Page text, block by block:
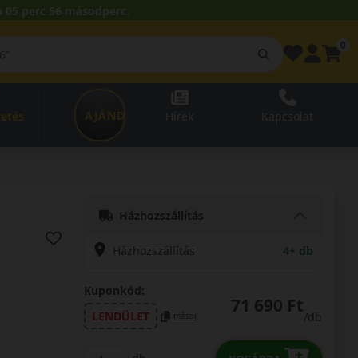
05 perc 55 másodperc.
AJÁNDÉKUTALVÁNY
Házhozszállítás
Házhozszállítás 4+ db
Kuponkód:
LENDÜLET
másol 71 690 Ft
/db